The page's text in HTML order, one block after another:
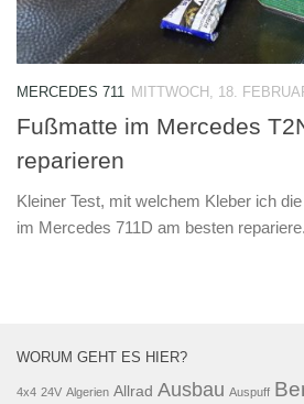
MERCEDES 711 MITTWOCH, 18.
Fußmatte im Mercedes
reparieren
Kleiner Test, mit welchem Kleber ich
im Mercedes 711D am besten repariere.
WORUM GEHT ES HIER?
4x4 24V Algerien Allrad Ausbau Auspuff